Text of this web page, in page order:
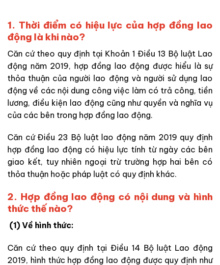
1. Thời điểm có hiệu lực của hợp đồng lao
động là khi nào?
Căn cứ theo quy định tại Khoản 1 Điều 13 Bộ luật Lao
động năm 2019, hợp đồng lao động được hiểu là sự
thỏa thuận của người lao động và người sử dụng lao
động về các nội dung công việc làm có trả công, tiền
lương, điều kiện lao động cũng như quyền và nghĩa vụ
của các bên trong hợp đồng lao động.
Căn cứ Điều 23 Bộ luật lao động năm 2019 quy định
hợp đồng lao động có hiệu lực tính từ ngày các bên
giao kết, tuy nhiên ngoại trừ trường hợp hai bên có
thỏa thuận hoặc pháp luật có quy định khác.
2. Hợp đồng lao động có nội dung và hình
thức thế nào?
(1) Về hình thức:
Căn cứ theo quy định tại Điều 14 Bộ luật Lao động
2019, hình thức hợp đồng lao động được quy định như